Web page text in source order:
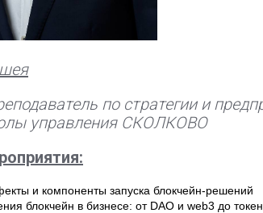
по стратегии и
управления СКОЛКОВО
и компоненты запуска блокчейн-решений
блокчейн в бизнесе: от DAO и web3 до